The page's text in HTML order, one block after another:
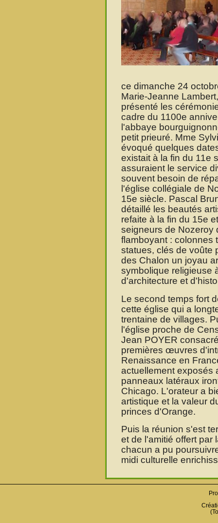
ce dimanche 24
Marie-Jeanne
présenté les
cadre du 1100e
l'abbaye
petit prieuré. Mme
évoqué quelques
existait à la fin du 11e
assuraient le service
souvent besoin de
l'église collégiale de
15e siècle. Pascal
détaillé les beautés
refaite à la fin du 15e
seigneurs de Nozeroy
flamboyant : colonnes
statues, clés de voûte
des Chalon un joyau
symbolique religieuse
d'architecture et
Le second temps fort
cette église qui a
trentaine de villages.
l'église proche de
Jean POYER
premières œuvres
Renaissance en
actuellement exposés
panneaux latéraux
Chicago. L'orateur a
artistique et la valeur
princes d'Orange.
Puis la réunion s'est
et de l'amitié offert par
chacun a pu
midi culturelle